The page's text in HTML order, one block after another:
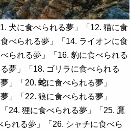
犬に食べられる夢」「12. 猫に食
べられる夢」「14. ライオンに食
られる夢」「16. 豹に食べられる
夢」「18. ゴリラに食べられる
」「20.蛇に食べられる夢」
」「22. 狼に食べられる夢」
24. 狸に食べられる夢」「25. 鷹
れる夢」「26. シャチに食べら